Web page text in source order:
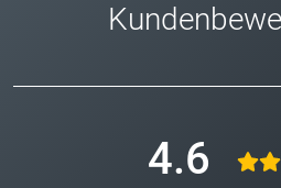
4.6